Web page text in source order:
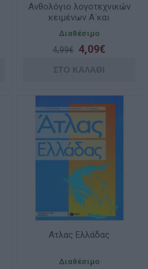
Ανθολόγιο λογοτεχνικών
κειμένων Α΄και
Β΄Δημοτικού
Διαθέσιμο
4,99€ 4,09€
Ατλας Ελλάδας
Διαθέσιμο